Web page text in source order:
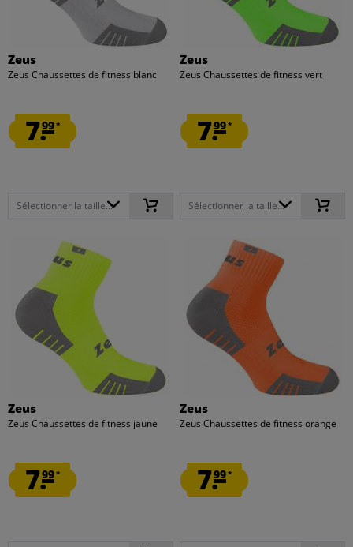
Zeus
Zeus Chaussettes de fitness blanc
7.99*
Sélectionner la taille...
Zeus
Zeus Chaussettes de fitness vert
7.99*
Sélectionner la taille...
Zeus
Zeus Chaussettes de fitness jaune
7.99*
Zeus
Zeus Chaussettes de fitness orange
7.99*